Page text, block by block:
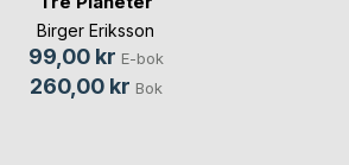
Birger Eriksson
99,00 kr E-bok
260,00 kr Bok